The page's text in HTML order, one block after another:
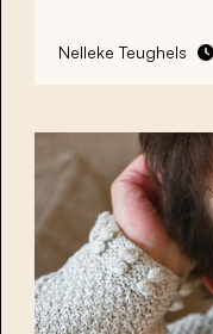
Nelleke Teughels